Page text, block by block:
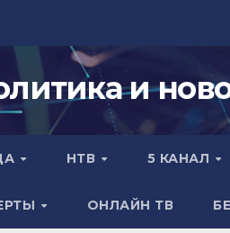
и
НТВ 5 КАНАЛ
ОНЛАЙН ТВ